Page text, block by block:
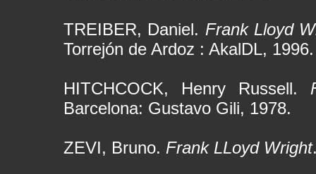
TREIBER, Daniel. Frank Lloyd
Torrejón de Ardoz : AkalDL, 1996.
HITCHCOCK, Henry Russell.
Barcelona: Gustavo Gili, 1978.
ZEVI, Bruno. Frank LLoyd Wright